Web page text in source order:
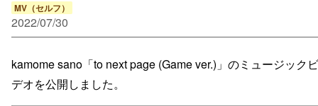
MV（セルフ）
2022/07/30
kamome sano「to next page (Game ver.)」のミュージックビ
デオを公開しました。